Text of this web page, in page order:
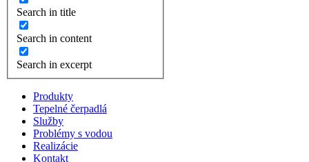
Search in title
Search in content
Search in excerpt
Produkty
Tepelné čerpadlá
Služby
Problémy s vodou
Realizácie
Kontakt